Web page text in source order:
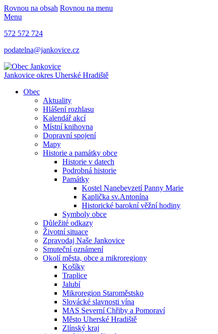
Rovnou na obsah Rovnou na menu
Menu
572 572 724
podatelna@jankovice.cz
Jankovice okres Uherské Hradiště
Obec
Aktuality
Hlášení rozhlasu
Kalendář akcí
Místní knihovna
Dopravní spojení
Mapy
Historie a památky obce
Historie v datech
Podrobná historie
Památky
Kostel Nanebevzetí Panny Marie
Kaplička sv.Antonína
Historické barokní věžní hodiny
Symboly obce
Důležité odkazy
Životní situace
Zpravodaj Naše Jankovice
Smuteční oznámení
Okolí města, obce a mikroregiony
Košíky
Traplice
Jalubí
Mikroregion Staroměstsko
Slovácké slavnosti vína
MAS Severní Chřiby a Pomoraví
Město Uherské Hradiště
Zlínský kraj